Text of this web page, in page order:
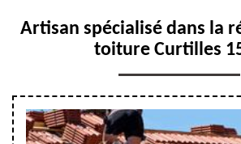
Artisan spécialisé dans la
toiture Curtilles